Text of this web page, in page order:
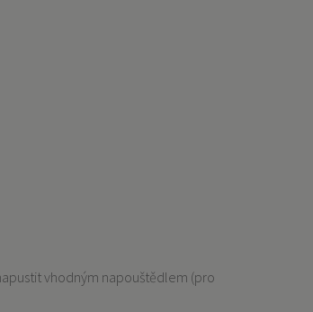
vhodným napouštědlem (pro